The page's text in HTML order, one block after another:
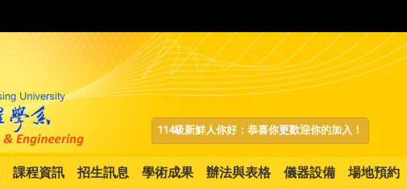
:::
114級新鮮人你好：恭喜你更歡迎你的加入！
課程資訊 招生訊息 學術成果 辦法與表格 儀器設備 場地預約